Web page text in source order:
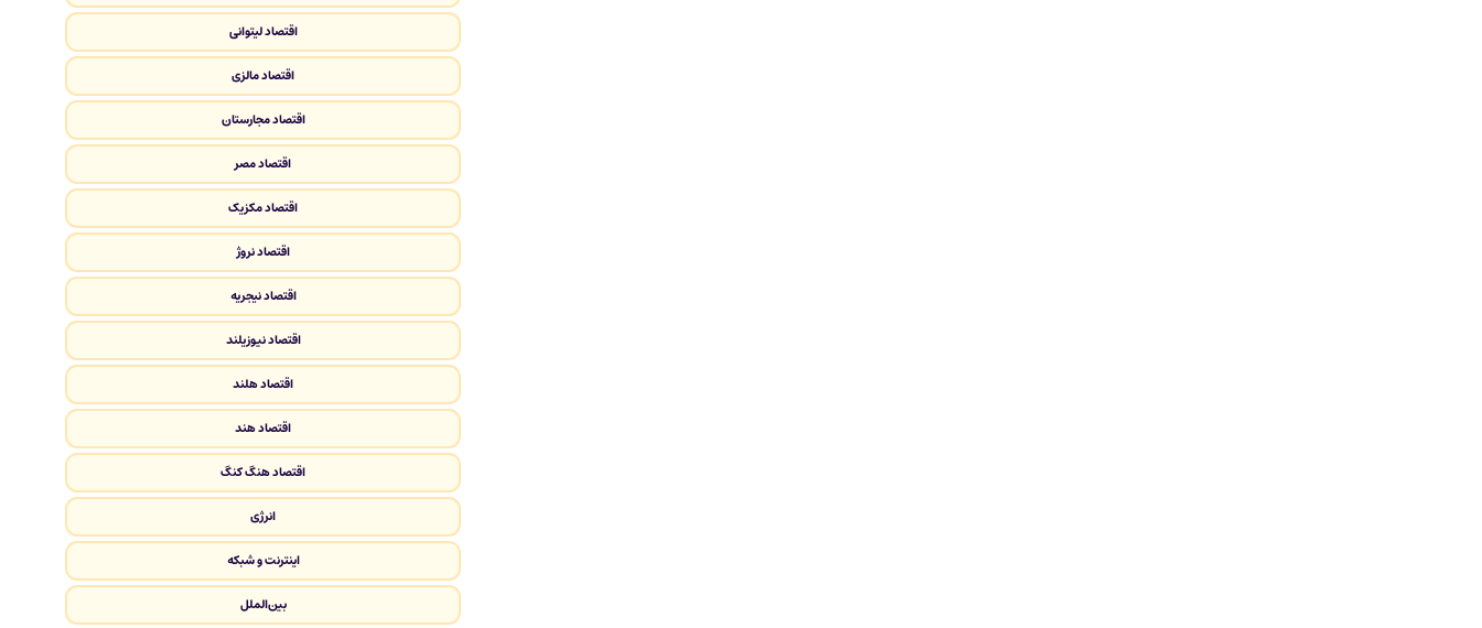
اقتصاد لیتوانی
اقتصاد مالزی
اقتصاد مجارستان
اقتصاد مصر
اقتصاد مکزیک
اقتصاد نروژ
اقتصاد نیجریه
اقتصاد نیوزیلند
اقتصاد هلند
اقتصاد هند
اقتصاد هنگ کنگ
انرژی
اینترنت و شبکه
بین‌الملل